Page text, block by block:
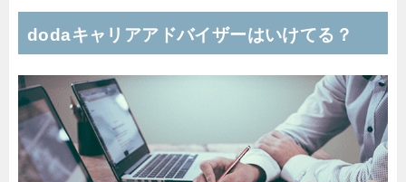
dodaキャリアアドバイザーはいけてる？